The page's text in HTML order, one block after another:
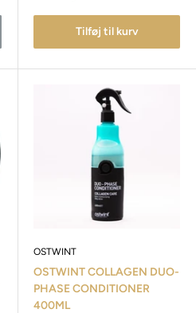
Tilføj til kurv
OSTWINT
OSTWINT COLLAGEN DUO-
PHASE CONDITIONER
400ML